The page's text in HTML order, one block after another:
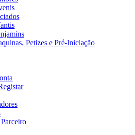
Petizes e Pré-Iniciação